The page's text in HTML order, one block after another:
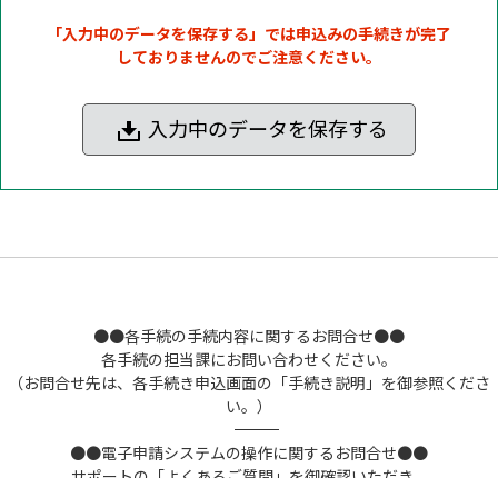
「入力中のデータを保存する」では申込みの手続きが完了
しておりませんのでご注意ください。
入力中のデータを保存する
●●各手続の手続内容に関するお問合せ●●
各手続の担当課にお問い合わせください。
（お問合せ先は、各手続き申込画面の「手続き説明」を御参照くださ
い。）
――――――――――――――――――――――――――――――――――――――――――――――――――
●●電子申請システムの操作に関するお問合せ●●